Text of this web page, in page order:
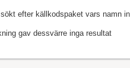
sökt efter källkodspaket vars namn
gav dessvärre inga resultat